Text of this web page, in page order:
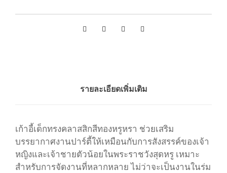
อี้
ชิ
ว
า
รี่
รายละเอียดเพิ่มเติม
เก้าอี้เด็กทรงคลาสสิกสีทองหรูหรา ช่วยเสริม
บรรยากาศงานปาร์ตี้ให้เหมือนกับการสังสรรค์ของเจ้า
หญิงและเจ้าชายตัวน้อยในพระราชวังสุดหรู เหมาะ
สำหรับการจัดงานที่หลากหลาย ไม่ว่าจะเป็นงานในร่ม